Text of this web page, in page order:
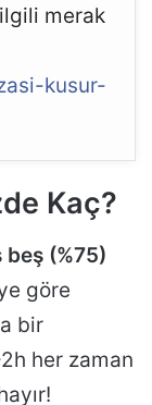
merak
kusur-
Kaç?
(%75)
göre
bir
her zaman